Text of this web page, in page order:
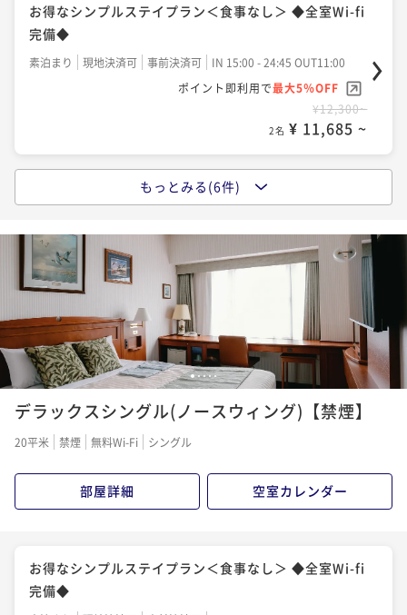
ポイント即利用で最大5％OFF
2名 ¥ 72,770 ~
朝食付き
ポイント即利用で
2名 ¥ 16,055 ~
「連泊」2泊以上の連泊プラン【食事なし】(全室Wi-fi
素泊まり 現地決済可 事前決済可
IN 15:00 - 26:00 OUT11:00
ポイント即利用で最大5％OFF
¥24,100~
¥ 22,895 ~
「連泊」5泊以上の連泊プラン【食事なし】(全室Wi-fi
完備)
素泊まり 現地決済可 事前決済可
IN 15:00 - 26:00 OUT11:00
ポイント即利用で最大5％OFF
素泊まり 現地決済可 事前決済可
IN 15:00 - 26:00 OUT11:00
お得なシンプルステイプラン＜食事なし＞ ◆全室Wi-fi
完備◆
素泊まり 現地決済可 事前決済可
IN 15:00 - 24:45 OUT11:00
ポイント即利用で最大5％OFF
¥12,300~
2名 ¥ 11,685 ~
男を上げる！ORGA SDGSアメニティ付き メンズプラ
素泊まり 現地決済可 事前決済可
IN 15:00 - 24:00 OUT12:00
ポイント即利用で 最大5％OFF
¥12,900~
¥ 12,255 ~
●お得なシンプルステイプラン＜朝食付＞【自慢の朝
ご飯】◆全室Wi-fi完備◆
¥16,300~
2名 ¥ 15,485 ~
男を上げる！ORGA SDGSアメニティ付き メンズプラ
ン【朝食付】＜Wi-Fi全室完備＞
もっとみる(6件)
1 2345
デラックスシングル(ノースウィング)【禁煙】
20平米 禁煙 無料Wi-Fi シングル
部屋詳細 空室カレンダー
お得なシンプルステイプラン＜食事なし＞ ◆全室Wi-fi
完備◆